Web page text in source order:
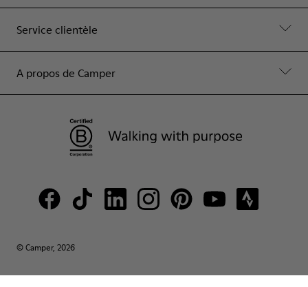
Service clientèle
A propos de Camper
© Camper, 2026